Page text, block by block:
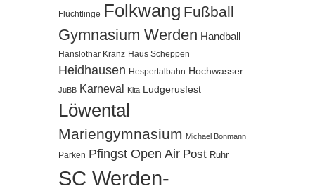
Flüchtlinge Folkwang Fußball
Gymnasium Werden Handball
Hanslothar Kranz Haus Scheppen
Heidhausen Hespertalbahn Hochwasser
JuBB Karneval Kita Ludgerusfest
Löwental
Mariengymnasium Michael Bonmann
Parken Pfingst Open Air Post Ruhr
SC Werden-